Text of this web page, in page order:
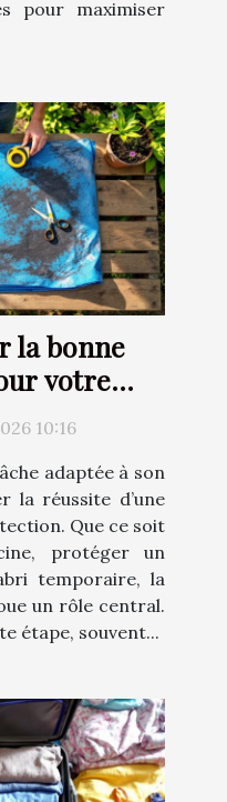
pour maximiser
la bonne
votre
10:16
adaptée à son
la réussite d’une
Que ce soit
protéger un
temporaire, la
un rôle central.
étape, souvent...